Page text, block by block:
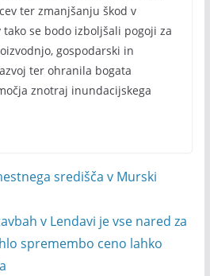
ter zmanjšanju škod v
se bodo izboljšali pogoji za
gospodarski in
ter ohranila bogata
znotraj inundacijskega
središča v Murski
v Lendavi je vse nared za
spremembo ceno lahko